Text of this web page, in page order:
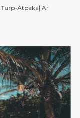
Turp-Atpakaļ Ar